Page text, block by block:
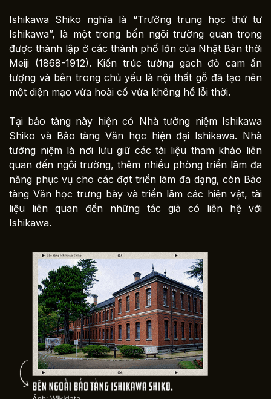
Ishikawa Shiko nghĩa là “Trường trung học thứ tư
Ishikawa”, là một trong bốn ngôi trường quan trọng
được thành lập ở các thành phố lớn của Nhật Bản thời
Meiji (1868-1912). Kiến trúc tường gạch đỏ cam ấn
tượng và bên trong chủ yếu là nội thất gỗ đã tạo nên
một diện mạo vừa hoài cổ vừa không hề lỗi thời.
Tại bảo tàng này hiện có Nhà tưởng niệm Ishikawa
Shiko và Bảo tàng Văn học hiện đại Ishikawa. Nhà
tưởng niệm là nơi lưu giữ các tài liệu tham khảo liên
quan đến ngôi trường, thêm nhiều phòng triển lãm đa
năng phục vụ cho các đợt triển lãm đa dạng, còn Bảo
tàng Văn học trưng bày và triển lãm các hiện vật, tài
liệu liên quan đến những tác giả có liên hệ với
Ishikawa.